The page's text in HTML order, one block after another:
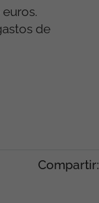
de
Compartir: